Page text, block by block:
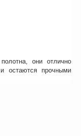
они отлично
остаются прочными